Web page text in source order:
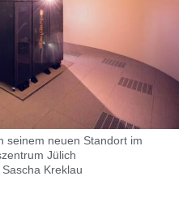
seinem neuen Standort im
Jülich
Kreklau